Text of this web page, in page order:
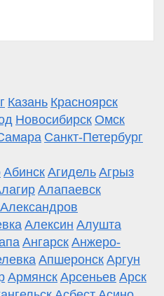
Казань Красноярск
Новосибирск Омск
Санкт-Петербург
Абинск Агидель Агрыз
Алапаевск
Александров
Алексин Алушта
Ангарск Анжеро-
Апшеронск Аргун
Армянск Арсеньев Арск